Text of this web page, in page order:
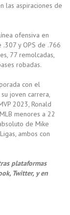
las aspiraciones de
ofensiva en
y OPS de .766
77 remolcadas,
robadas.
con el
joven carrera,
2023, Ronald
menores a 22
de Mike
ambos con
plataformas
Twitter, y en